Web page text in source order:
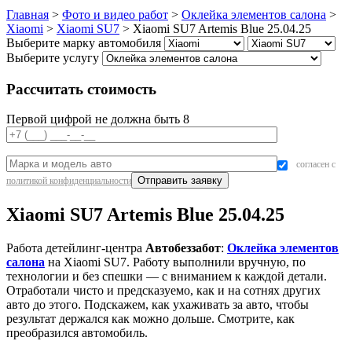
Главная > Фото и видео работ > Оклейка элементов салона >
Xiaomi > Xiaomi SU7 > Xiaomi SU7 Artemis Blue 25.04.25
Выберите марку автомобиля
Выберите услугу
Рассчитать стоимость
Первой цифрой не должна быть 8
согласен с
политикой конфиденциальности
Xiaomi SU7 Artemis Blue 25.04.25
Работа детейлинг-центра Автобеззабот: Оклейка элементов
салона на Xiaomi SU7. Работу выполнили вручную, по
технологии и без спешки — с вниманием к каждой детали.
Отработали чисто и предсказуемо, как и на сотнях других
авто до этого. Подскажем, как ухаживать за авто, чтобы
результат держался как можно дольше. Смотрите, как
преобразился автомобиль.